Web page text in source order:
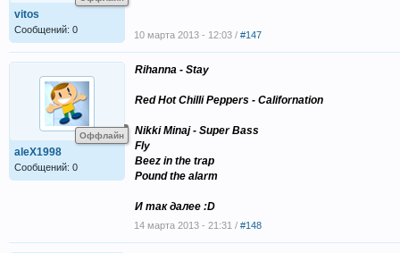
vitos
Сообщений: 0 10 марта 2013 - 12:03 / #147
Оффлайн
aleX1998
Сообщений: 0
Rihanna - Stay
Red Hot Chilli Peppers - Californation
Nikki Minaj - Super Bass
Fly
Beez in the trap
Pound the alarm
И так далее :D
14 марта 2013 - 21:31 / #148